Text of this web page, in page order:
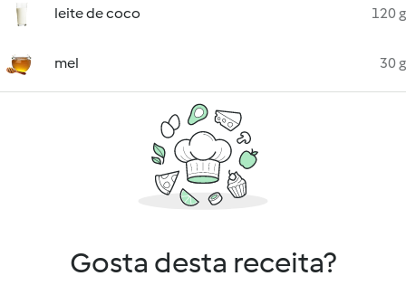
leite de coco 120 g
mel 30 g
Gosta desta receita?